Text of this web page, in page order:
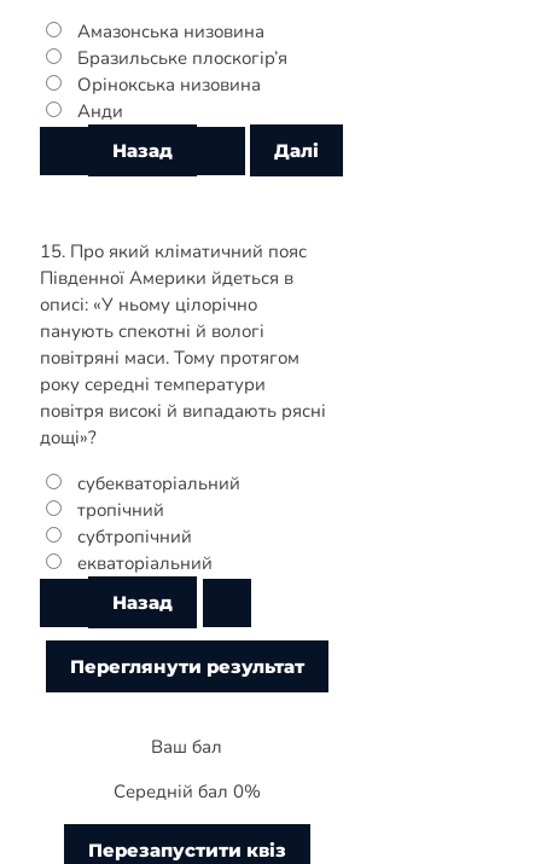
Амазонська низовина
Бразильське плоскогір’я
Орінокська низовина
Анди
15. Про який кліматичний пояс
Південної Америки йдеться в
описі: «У ньому цілорічно
панують спекотні й вологі
повітряні маси. Тому протягом
року середні температури
повітря високі й випадають рясні
дощі»?
субекваторіальний
тропічний
субтропічний
екваторіальний
Ваш бал
Середній бал 0%
Перезапустити квіз